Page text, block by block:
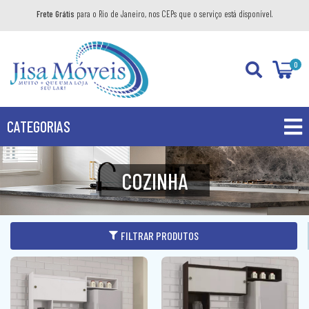
Frete Grátis para o Rio de Janeiro, nos CEPs que o serviço está disponível.
0
CATEGORIAS
PROMOÇÕES
PRODUTOS
BANHEIRO
KIT GABINETE
AÉREO
BALCÃO
DIVERSOS
BANDEJA DECORATIVA
DORMITÓRIO
COZINHA
FILTRAR PRODUTOS